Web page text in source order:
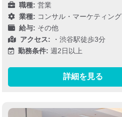
職種: 営業
業種: コンサル・マーケティング
給与: その他
アクセス:
・渋谷駅徒歩3分
勤務条件: 週2日以上
詳細を見る